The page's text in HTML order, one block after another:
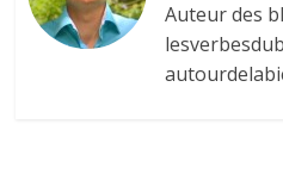
Auteur des